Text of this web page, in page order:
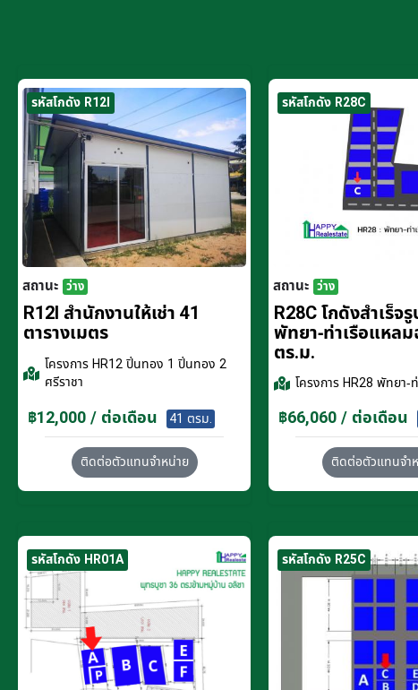
รหัสโกดัง R12I
สถานะ ว่าง
R12I สำนักงานให้เช่า 41
ตารางเมตร
โครงการHR12 ปิ่นทอง 1 ปิ่นทอง 2
ศรีราชา
฿12,000 / ต่อเดือน 41 ตรม.
ติดต่อตัวแทนจำหน่าย
รหัสโกดัง R28C
สถานะ ว่าง
R28C โกดังสำเร็จรู
พัทยา-ท่าเรือแหล
ตร.ม.
โครงการHR28 พัทยา-
฿66,060 / ต่อเดือน
ติดต่อตัวแทนจำ
รหัสโกดัง HR01A รหัสโกดัง R25C